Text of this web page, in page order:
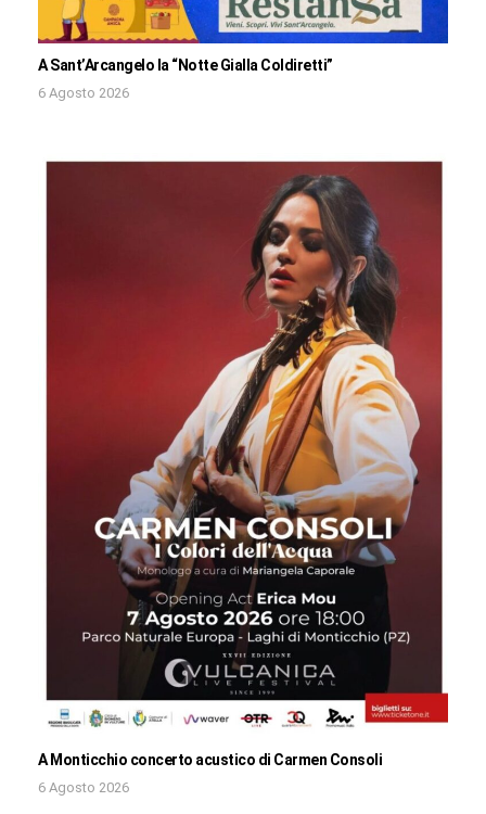
A Sant’Arcangelo la “Notte Gialla Coldiretti”
6 Agosto 2026
A Monticchio concerto acustico di Carmen Consoli
6 Agosto 2026